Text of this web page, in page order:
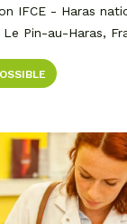
IFCE - Haras
Pin-au-Haras,